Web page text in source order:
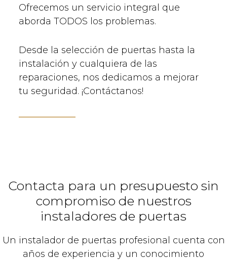
Ofrecemos un servicio integral que
aborda TODOS los problemas.
Desde la selección de puertas hasta la
instalación y cualquiera de las
reparaciones, nos dedicamos a mejorar
tu seguridad. ¡Contáctanos!
Contacta para un presupuesto sin
compromiso de nuestros
instaladores de puertas
Un instalador de puertas profesional cuenta con
años de experiencia y un conocimiento